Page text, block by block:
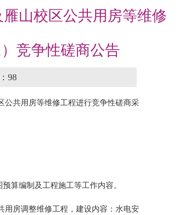
山校区公共用房等维修
竞争性磋商公告
98
公共用房等维修工程进行竞争性磋商采
算编制及工程施工等工作内容。
用房调整维修工程，建设内容：水电安